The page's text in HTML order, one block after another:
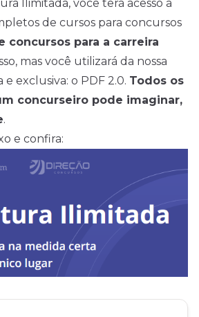
Ilimitada, você terá acesso a
de cursos para concursos
concursos para a carreira
mas você utilizará da nossa
exclusiva: o PDF 2.0. Todos os
concurseiro pode imaginar,
.
e confira: